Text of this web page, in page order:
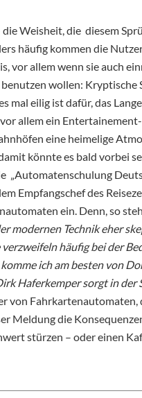
die Weisheit, die diesem
häufig kommen die
vor allem wenn sie auch
wollen: Kryptische
mal eilig ist dafür, das
allem ein
eine heimelige
könnte es bald vorbei
„Automatenschulung
Empfangschef des
ein. Denn, so
modernen Technik eher
häufig bei der
ich am besten von
Haferkemper sorgt in der
von Fahrkartenautomaten,
Meldung die
stürzen – oder einen